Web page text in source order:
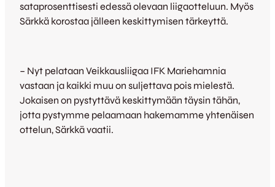
sataprosenttisesti edessä olevaan liigaotteluun. Myös
Särkkä korostaa jälleen keskittymisen tärkeyttä.
– Nyt pelataan Veikkausliigaa IFK Mariehamnia
vastaan ja kaikki muu on suljettava pois mielestä.
Jokaisen on pystyttävä keskittymään täysin tähän,
jotta pystymme pelaamaan hakemamme yhtenäisen
ottelun, Särkkä vaatii.